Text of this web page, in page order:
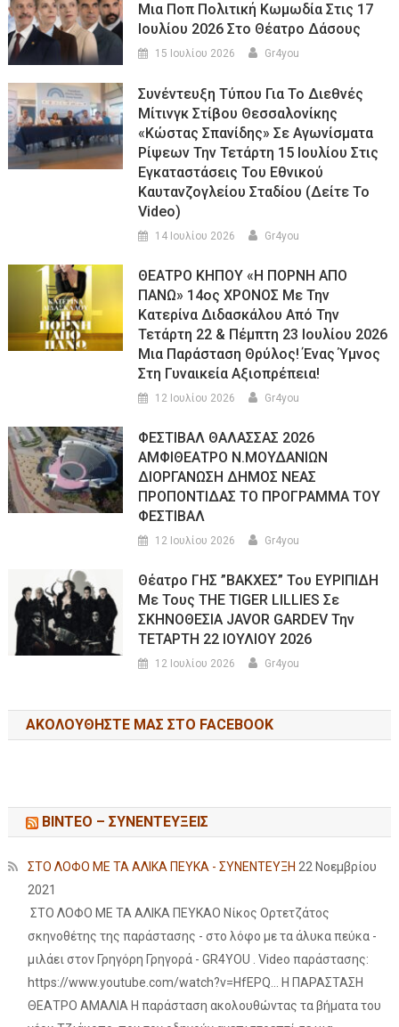
Μια Ποπ Πολιτική Κωμωδία Στις 17
Ιουλίου 2026 Στο Θέατρο Δάσους
15 Ιουλίου 2026 Gr4you
Συνέντευξη Τύπου Για Το Διεθνές
Μίτινγκ Στίβου Θεσσαλονίκης
«Κώστας Σπανίδης» Σε Αγωνίσματα
Ρίψεων Την Τετάρτη 15 Ιουλίου Στις
Εγκαταστάσεις Του Εθνικού
Καυτανζογλείου Σταδίου (Δείτε Το
Video)
14 Ιουλίου 2026 Gr4you
ΘΕΑΤΡΟ ΚΗΠΟΥ «Η ΠΟΡΝΗ ΑΠΟ
ΠΑΝΩ» 14ος ΧΡΟΝΟΣ Με Την
Κατερίνα Διδασκάλου Από Την
Τετάρτη 22 & Πέμπτη 23 Ιουλίου 2026
Μια Παράσταση Θρύλος! Ένας Ύμνος
Στη Γυναικεία Αξιοπρέπεια!
12 Ιουλίου 2026 Gr4you
ΦΕΣΤΙΒΑΛ ΘΑΛΑΣΣΑΣ 2026
ΑΜΦΙΘΕΑΤΡΟ Ν.ΜΟΥΔΑΝΙΩΝ
ΔΙΟΡΓΑΝΩΣΗ ΔΗΜΟΣ ΝΕΑΣ
ΠΡΟΠΟΝΤΙΔΑΣ ΤΟ ΠΡΟΓΡΑΜΜΑ ΤΟΥ
ΦΕΣΤΙΒΑΛ
12 Ιουλίου 2026 Gr4you
Θέατρο ΓΗΣ ”ΒΑΚΧΕΣ” Του ΕΥΡΙΠΙΔΗ
Με Τους THE TIGER LILLIES Σε
ΣΚΗΝΟΘΕΣΙΑ JAVOR GARDEV Την
ΤΕΤΑΡΤΗ 22 ΙΟΥΛΙΟΥ 2026
12 Ιουλίου 2026 Gr4you
ΑΚΟΛΟΥΘΉΣΤΕ ΜΑΣ ΣΤΟ FACEBOOK
ΒΙΝΤΕΟ – ΣΥΝΕΝΤΕΥΞΕΙΣ
ΣΤΟ ΛΟΦΟ ΜΕ ΤΑ ΑΛΙΚΑ ΠΕΥΚΑ - ΣΥΝΕΝΤΕΥΞΗ 22 Νοεμβρίου
2021
ΣΤΟ ΛΟΦΟ ΜΕ ΤΑ ΑΛΙΚΑ ΠΕΥΚΑΟ Νίκος Ορτετζάτος
σκηνοθέτης της παράστασης - στο λόφο με τα άλυκα πεύκα -
μιλάει στον Γρηγόρη Γρηγορά - GR4YOU . Video παράστασης:
https://www.youtube.com/watch?v=HfEPQ... Η ΠΑΡΑΣΤΑΣΗ
ΘΕΑΤΡΟ ΑΜΑΛΙΑ Η παράσταση ακολουθώντας τα βήματα του